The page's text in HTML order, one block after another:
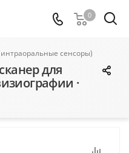
0
сенсоры)
для
·